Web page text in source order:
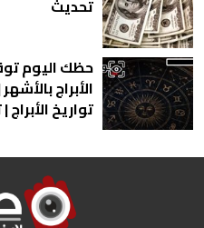
تحديث
الأبراج
تواريخ الأبراج